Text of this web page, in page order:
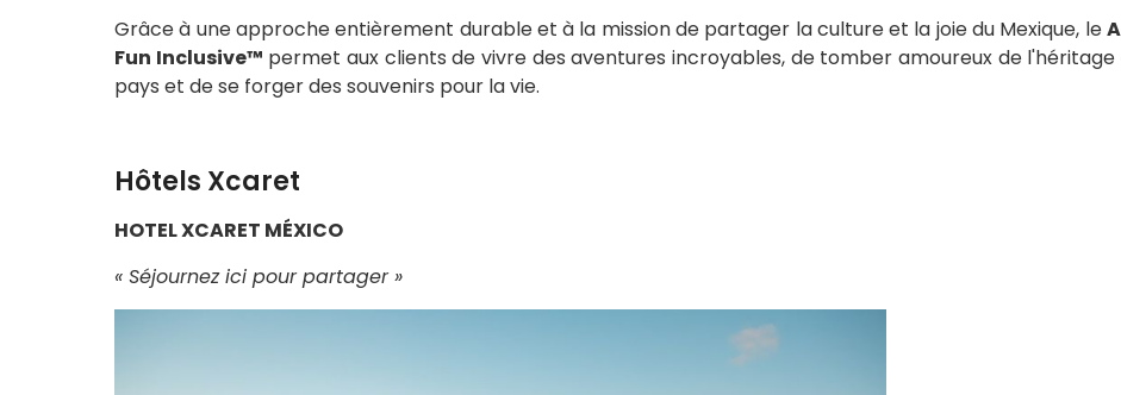
Grâce à une approche entièrement durable et à la mission de partager la culture et la joie du Mexique, le
Fun Inclusive™ permet aux clients de vivre des aventures incroyables, de tomber amoureux de l'héritage
pays et de se forger des souvenirs pour la vie.
Hôtels Xcaret
HOTEL XCARET MÉXICO
« Séjournez ici pour partager »